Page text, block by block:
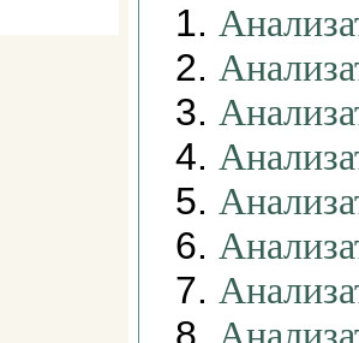
1.
2.
3.
4.
5.
6.
7.